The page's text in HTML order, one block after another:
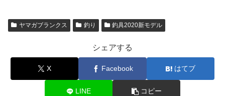
ヤマガブランクス 釣り 釣具2020新モデル
シェアする
X Facebook はてブ
LINE コピー